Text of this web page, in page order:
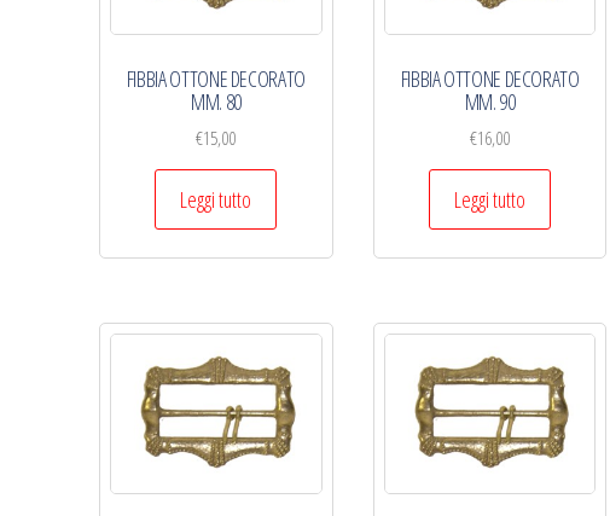
FIBBIA OTTONE DECORATO
MM. 80
€15,00
Leggi tutto
FIBBIA OTTONE DECORATO
MM. 90
€16,00
Leggi tutto